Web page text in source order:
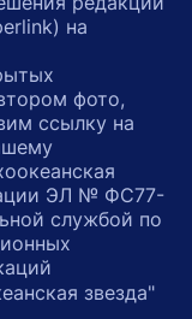
на
фото,
ссылку на
ЭЛ № ФС77-
службой по
звезда"